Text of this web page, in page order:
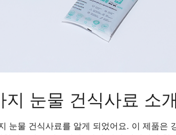
눈물 건식사료 소개
눈물 건식사료를 알게 되었어요. 이 제품은